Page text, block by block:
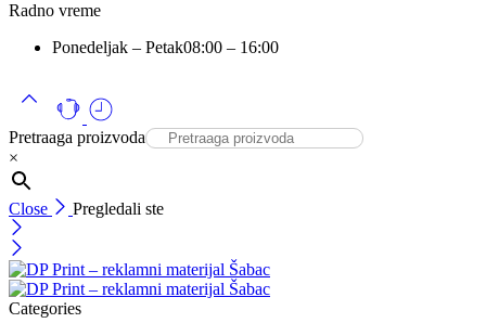
Radno vreme
Ponedeljak – Petak08:00 – 16:00
Pretraaga proizvoda
×
Close Pregledali ste
Categories